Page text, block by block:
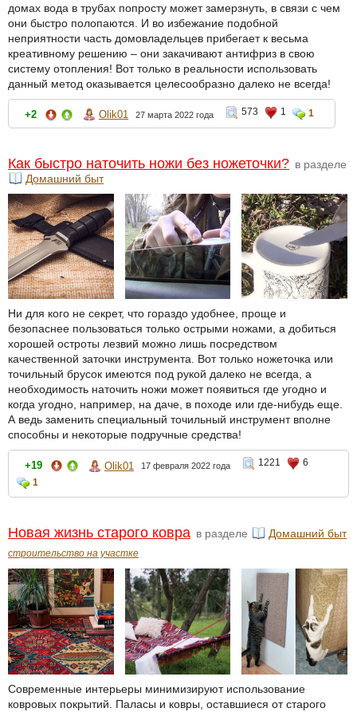
домах вода в трубах попросту может замерзнуть, в связи с чем
они быстро полопаются. И во избежание подобной
неприятности часть домовладельцев прибегает к весьма
креативному решению – они закачивают антифриз в свою
систему отопления! Вот только в реальности использовать
данный метод оказывается целесообразно далеко не всегда!
+2 Olik01 27 марта 2022 года 573 1 1
Как быстро наточить ножи без ножеточки? в разделе
Домашний быт
Ни для кого не секрет, что гораздо удобнее, проще и
безопаснее пользоваться только острыми ножами, а добиться
хорошей остроты лезвий можно лишь посредством
качественной заточки инструмента. Вот только ножеточка или
точильный брусок имеются под рукой далеко не всегда, а
необходимость наточить ножи может появиться где угодно и
когда угодно, например, на даче, в походе или где-нибудь еще.
А ведь заменить специальный точильный инструмент вполне
способны и некоторые подручные средства!
+19 Olik01 17 февраля 2022 года 1221
6
1
Новая жизнь старого ковра в разделе Домашний быт
строительство на участке
Современные интерьеры минимизируют использование
ковровых покрытий. Паласы и ковры, оставшиеся от старого